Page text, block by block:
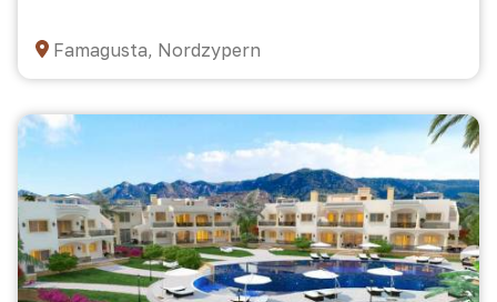
Famagusta, Nordzypern